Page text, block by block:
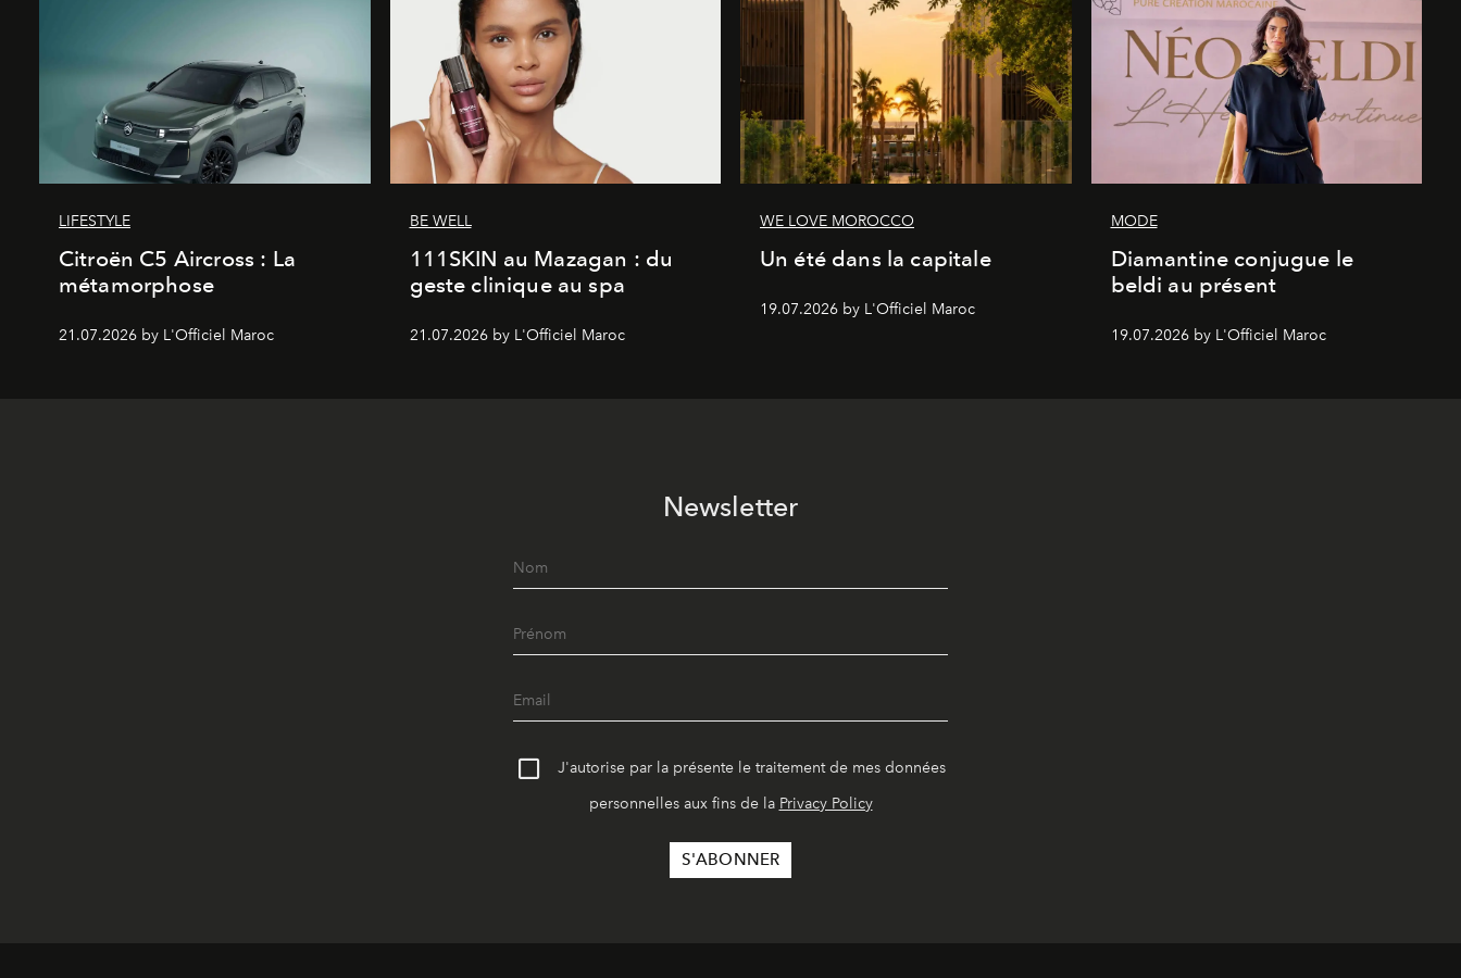
LIFESTYLE
Citroën C5 Aircross : La
métamorphose
21.07.2026 by L'Officiel Maroc
BE WELL
111SKIN au Mazagan : du
geste clinique au spa
21.07.2026 by L'Officiel Maroc
WE LOVE MOROCCO
Un été dans la capitale
19.07.2026 by L'Officiel Maroc
MODE
Diamantine conjugue le
beldi au présent
19.07.2026 by L'Officiel Maroc
Newsletter
J'autorise par la présente le traitement de mes données
personnelles aux fins de la Privacy Policy